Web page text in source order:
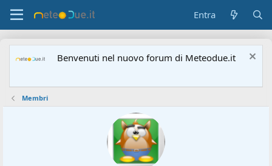
Entra
Benvenuti nel nuovo forum di Meteodue.it
Membri